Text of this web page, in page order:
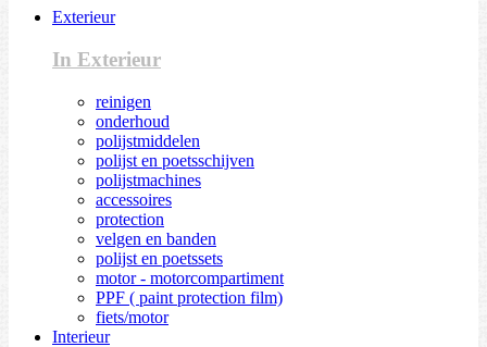
Exterieur
In Exterieur
reinigen
onderhoud
polijstmiddelen
polijst en poetsschijven
polijstmachines
accessoires
protection
velgen en banden
polijst en poetssets
motor - motorcompartiment
PPF ( paint protection film)
fiets/motor
Interieur